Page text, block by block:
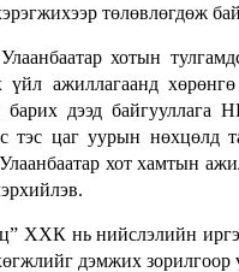
төлөвлөгдөж
хотын
ажиллагаанд
барих дээд
цаг уурын нөхцөлд
хот хамтын
ХХК нь нийслэлийн
дэмжих